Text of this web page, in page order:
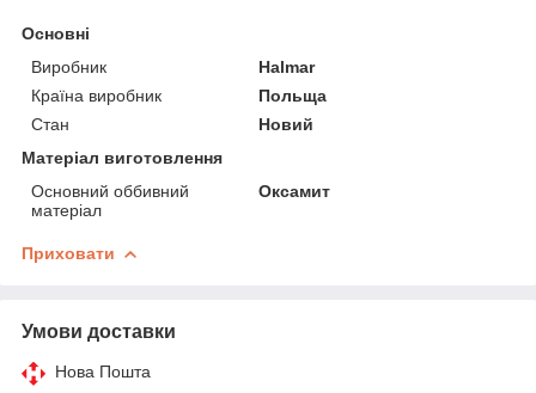
Основні
Виробник
Halmar
Країна виробник
Польща
Стан
Новий
Матеріал виготовлення
Основний оббивний
матеріал
Оксамит
Приховати
Умови доставки
Нова Пошта